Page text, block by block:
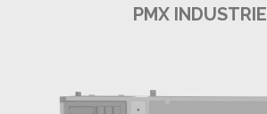
PMX INDUSTRIE